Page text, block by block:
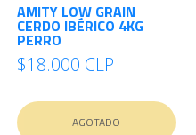
AMITY LOW GRAIN
CERDO IBÉRICO 4KG
PERRO
$18.000 CLP
AGOTADO